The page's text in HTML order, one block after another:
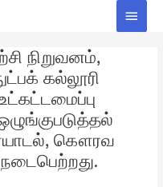
Main
நிறுவனம்,
கல்லூரி
கௌரவ